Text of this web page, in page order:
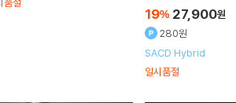
19% 27,900원
280원
SACD Hybrid
일시품절